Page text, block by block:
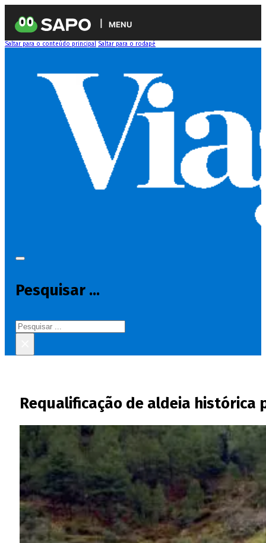
MENU
Saltar para o conteúdo principal Saltar para o rodapé
Pesquisar ...
Pesquisar
Requalificação de aldeia